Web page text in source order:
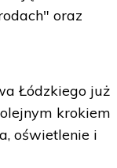
oraz
Łódzkiego już
krokiem
oświetlenie i